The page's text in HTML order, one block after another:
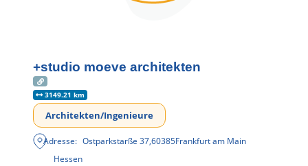
+studio moeve architekten
3149.21 km
Architekten/Ingenieure
Adresse: Ostparkstarße 37,60385Frankfurt am Main
Hessen